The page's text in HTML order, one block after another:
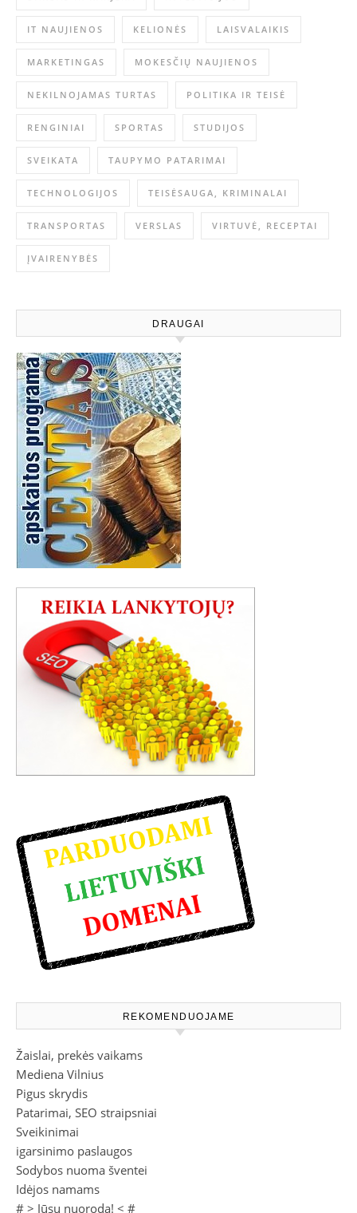
IT NAUJIENOS KELIONĖS LAISVALAIKIS
MARKETINGAS MOKESČIŲ NAUJIENOS
NEKILNOJAMAS TURTAS POLITIKA IR TEISĖ
RENGINIAI SPORTAS STUDIJOS
SVEIKATA TAUPYMO PATARIMAI
TECHNOLOGIJOS TEISĖSAUGA, KRIMINALAI
TRANSPORTAS VERSLAS VIRTUVĖ, RECEPTAI
ĮVAIRENYBĖS
DRAUGAI
REKOMENDUOJAME
Žaislai, prekės vaikams
Mediena Vilnius
Pigus skrydis
Patarimai, SEO straipsniai
Sveikinimai
igarsinimo paslaugos
Sodybos nuoma šventei
Idėjos namams
# > Jūsų nuoroda! < #